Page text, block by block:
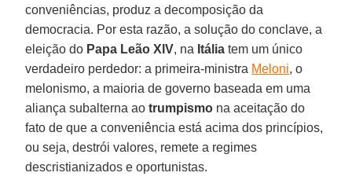
conveniências, produz a decomposição da
democracia. Por esta razão, a solução do conclave, a
eleição do Papa Leão XIV, na Itália tem um único
verdadeiro perdedor: a primeira-ministra Meloni, o
melonismo, a maioria de governo baseada em uma
aliança subalterna aotrumpismo na aceitação do
fato de que a conveniência está acima dos princípios,
ou seja, destrói valores, remete a regimes
descristianizados e oportunistas.